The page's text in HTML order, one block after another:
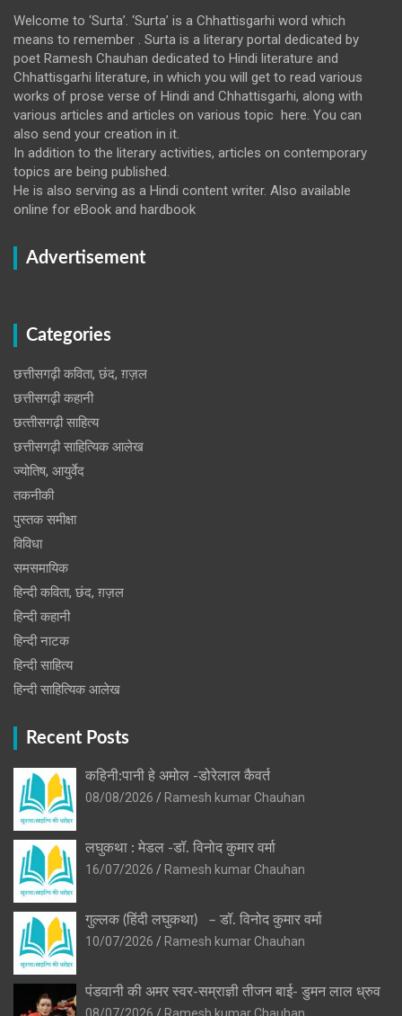
Welcome to ‘Surta’. ‘Surta’ is a Chhattisgarhi word which
means to remember . Surta is a literary portal dedicated by
poet Ramesh Chauhan dedicated to Hindi literature and
Chhattisgarhi literature, in which you will get to read various
works of prose verse of Hindi and Chhattisgarhi, along with
various articles and articles on various topic here. You can
also send your creation in it.
In addition to the literary activities, articles on contemporary
topics are being published.
He is also serving as a Hindi content writer. Also available
online for eBook and hardbook
Advertisement
Categories
छत्तीसगढ़ी कविता, छंद, ग़ज़ल
छत्तीसगढ़ी कहानी
छत्‍तीसगढ़ी साहित्‍य
छत्तीसगढ़ी साहित्यिक आलेख
ज्योतिष, आयुर्वेद
तकनीकी
पुस्‍तक समीक्षा
विविधा
समसमायिक
हिन्दी कविता, छंद, ग़ज़ल
हिन्दी कहानी
हिन्‍दी नाटक
हिन्दी साहित्य
हिन्दी साहित्यिक आलेख
Recent Posts
कहिनी:पानी हे अमोल -डोरेलाल कैवर्त
08/08/2026
Ramesh kumar Chauhan
लघुकथा : मेडल -डॉ. विनोद कुमार वर्मा
16/07/2026
Ramesh kumar Chauhan
गुल्लक (हिंदी लघुकथा) – डॉ. विनोद कुमार वर्मा
10/07/2026
Ramesh kumar Chauhan
पंडवानी की अमर स्वर-सम्राज्ञी तीजन बाई- डुमन लाल ध्रुव